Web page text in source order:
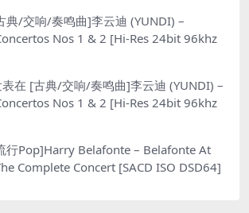
典/交响/奏鸣曲]李云迪 (YUNDI) –
Nos 1 & 2 [Hi-Res 24bit 96khz
在 [古典/交响/奏鸣曲]李云迪 (YUNDI) –
Nos 1 & 2 [Hi-Res 24bit 96khz
行Pop]Harry Belafonte – Belafonte At
Complete Concert [SACD ISO DSD64]